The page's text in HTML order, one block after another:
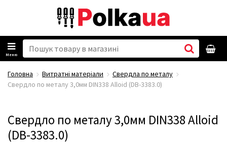
Меню
Головна Витратні матеріали
Свердла по металу
Свердло по металу 3,0мм DIN338 Alloid (DB-3383.0)
Свердло по металу 3,0мм DIN338 Alloid
(DB-3383.0)